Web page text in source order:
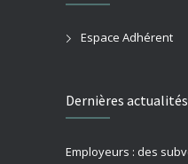
Espace Adhérent
Dernières actualités